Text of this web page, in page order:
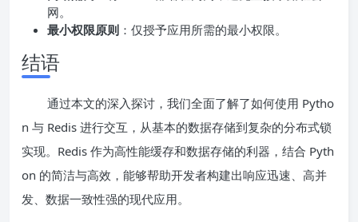
网。
最小权限原则 ：仅授予应用所需的最小权限。
结语
通过本文的深入探讨，我们全面了解了如何使用 Pytho
n 与 Redis 进行交互，从基本的数据存储到复杂的分布式锁
实现。Redis 作为高性能缓存和数据存储的利器，结合 Pyth
on 的简洁与高效，能够帮助开发者构建出响应迅速、高并
发、数据一致性强的现代应用。